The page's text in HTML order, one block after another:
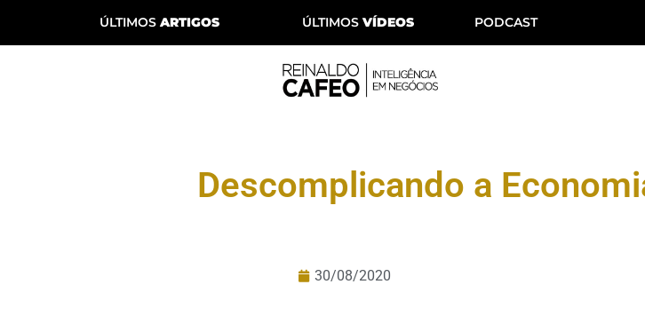
ÚLTIMOS ARTIGOS ÚLTIMOS VÍDEOS PODCAST
Descomplicando a
30/08/2020